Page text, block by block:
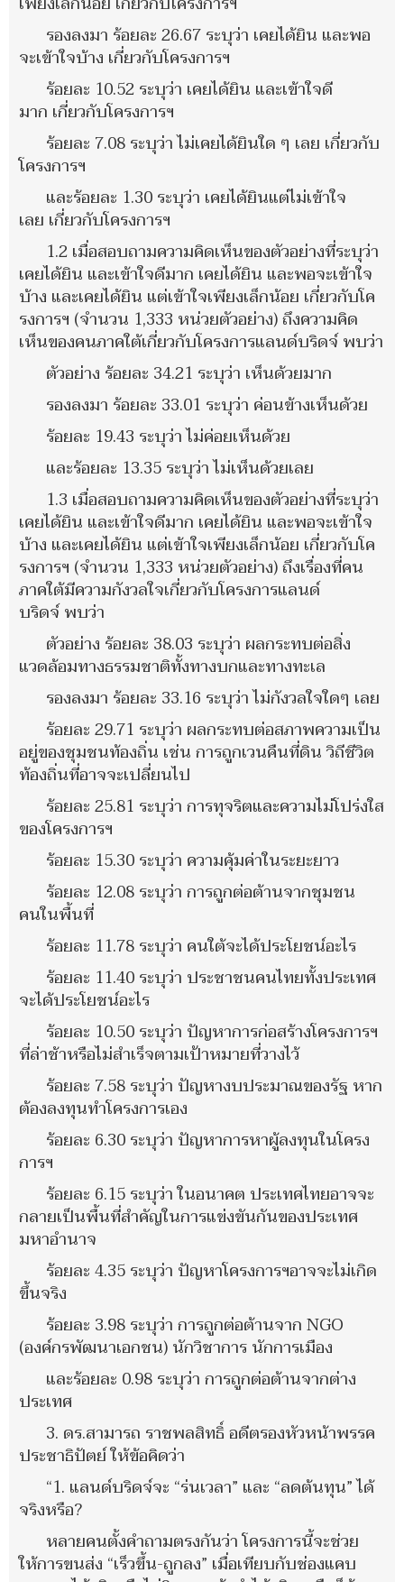
รองลงมา ร้อยละ 26.67 ระบุว่า เคยได้ยิน และพอ
จะเข้าใจบ้าง เกี่ยวกับโครงการฯ
ร้อยละ 10.52 ระบุว่า เคยได้ยิน และเข้าใจดี
มาก เกี่ยวกับโครงการฯ
ร้อยละ 7.08 ระบุว่า ไม่เคยได้ยินใด ๆ เลย เกี่ยวกับ
โครงการฯ
และร้อยละ 1.30 ระบุว่า เคยได้ยินแต่ไม่เข้าใจ
เลย เกี่ยวกับโครงการฯ
1.2 เมื่อสอบถามความคิดเห็นของตัวอย่างที่ระบุว่า
เคยได้ยิน และเข้าใจดีมาก เคยได้ยิน และพอจะเข้าใจ
บ้าง และเคยได้ยิน แต่เข้าใจเพียงเล็กน้อย เกี่ยวกับโค
รงการฯ (จำนวน 1,333 หน่วยตัวอย่าง) ถึงความคิด
เห็นของคนภาคใต้เกี่ยวกับโครงการแลนด์บริดจ์ พบว่า
ตัวอย่าง ร้อยละ 34.21 ระบุว่า เห็นด้วยมาก
รองลงมา ร้อยละ 33.01 ระบุว่า ค่อนข้างเห็นด้วย
ร้อยละ 19.43 ระบุว่า ไม่ค่อยเห็นด้วย
และร้อยละ 13.35 ระบุว่า ไม่เห็นด้วยเลย
1.3 เมื่อสอบถามความคิดเห็นของตัวอย่างที่ระบุว่า
เคยได้ยิน และเข้าใจดีมาก เคยได้ยิน และพอจะเข้าใจ
บ้าง และเคยได้ยิน แต่เข้าใจเพียงเล็กน้อย เกี่ยวกับโค
รงการฯ (จำนวน 1,333 หน่วยตัวอย่าง) ถึงเรื่องที่คน
ภาคใต้มีความกังวลใจเกี่ยวกับโครงการแลนด์
บริดจ์ พบว่า
ตัวอย่าง ร้อยละ 38.03 ระบุว่า ผลกระทบต่อสิ่ง
แวดล้อมทางธรรมชาติทั้งทางบกและทางทะเล
รองลงมา ร้อยละ 33.16 ระบุว่า ไม่กังวลใจใดๆ เลย
ร้อยละ 29.71 ระบุว่า ผลกระทบต่อสภาพความเป็น
อยู่ของชุมชนท้องถิ่น เช่น การถูกเวนคืนที่ดิน วิถีชีวิต
ท้องถิ่นที่อาจจะเปลี่ยนไป
ร้อยละ 25.81 ระบุว่า การทุจริตและความไม่โปร่งใส
ของโครงการฯ
ร้อยละ 15.30 ระบุว่า ความคุ้มค่าในระยะยาว
ร้อยละ 12.08 ระบุว่า การถูกต่อต้านจากชุมชน
คนในพื้นที่
ร้อยละ 11.78 ระบุว่า คนใต้จะได้ประโยชน์อะไร
ร้อยละ 11.40 ระบุว่า ประชาชนคนไทยทั้งประเทศ
จะได้ประโยชน์อะไร
ร้อยละ 10.50 ระบุว่า ปัญหาการก่อสร้างโครงการฯ
ที่ล่าช้าหรือไม่สำเร็จตามเป้าหมายที่วางไว้
ร้อยละ 7.58 ระบุว่า ปัญหางบประมาณของรัฐ หาก
ต้องลงทุนทำโครงการเอง
ร้อยละ 6.30 ระบุว่า ปัญหาการหาผู้ลงทุนในโครง
การฯ
ร้อยละ 6.15 ระบุว่า ในอนาคต ประเทศไทยอาจจะ
กลายเป็นพื้นที่สำคัญในการแข่งขันกันของประเทศ
มหาอำนาจ
ร้อยละ 4.35 ระบุว่า ปัญหาโครงการฯอาจจะไม่เกิด
ขึ้นจริง
ร้อยละ 3.98 ระบุว่า การถูกต่อต้านจาก NGO
(องค์กรพัฒนาเอกชน) นักวิชาการ นักการเมือง
และร้อยละ 0.98 ระบุว่า การถูกต่อต้านจากต่าง
ประเทศ
3. ดร.สามารถ ราชพลสิทธิ์ อดีตรองหัวหน้าพรรค
ประชาธิปัตย์ ให้ข้อคิดว่า
“1. แลนด์บริดจ์จะ “ร่นเวลา” และ “ลดต้นทุน” ได้
จริงหรือ?
หลายคนตั้งคำถามตรงกันว่า โครงการนี้จะช่วย
ให้การขนส่ง “เร็วขึ้น-ถูกลง” เมื่อเทียบกับช่องแคบ